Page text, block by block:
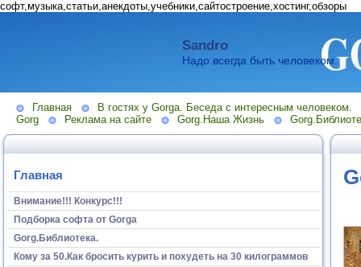
софт,музыка,статьи,анекдоты,учебники,сайтостроение,хостинг,обзоры
Sandro
Надо всегда быть человеком.
Главная
В гостях у Gorga. Беседа с интересным человеком.
Gorg
Реклама на сайте Gorg.Наша Жизнь
Главная
Внимание!!! Конкурс!!!
Подборка софта от Gorga
Gorg.Библиотека.
Кому за 50.Как бросить курить и похудеть на 30 килограммов